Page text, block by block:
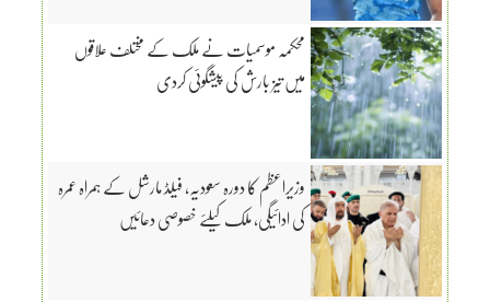
محکمہ موسمیات نے ملک کے مختلف علاقوں
میں تیز بارش کی پیشگوئی کردی
وزیراعظم کا دورہ سعودیہ، فیلڈ مارشل کے ہمراہ عمرہ
کی ادائیگی، ملک کیلئے خصوصی دعائیں